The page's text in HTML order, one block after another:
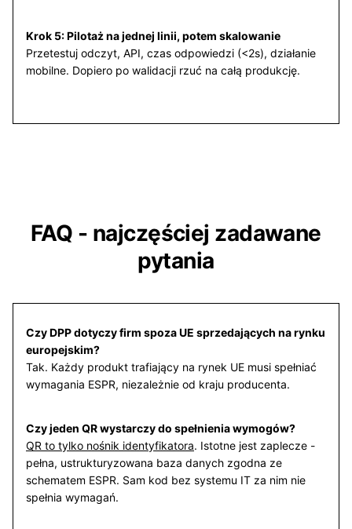
Krok 5: Pilotaż na jednej linii, potem skalowanie
Przetestuj odczyt, API, czas odpowiedzi (<2s), działanie
mobilne. Dopiero po walidacji rzuć na całą produkcję.
FAQ - najczęściej zadawane
pytania
Czy DPP dotyczy firm spoza UE sprzedających na rynku
europejskim?
Tak. Każdy produkt trafiający na rynek UE musi spełniać
wymagania ESPR, niezależnie od kraju producenta.
Czy jeden QR wystarczy do spełnienia wymogów?
QR to tylko nośnik identyfikatora. Istotne jest zaplecze -
pełna, ustrukturyzowana baza danych zgodna ze
schematem ESPR. Sam kod bez systemu IT za nim nie
spełnia wymagań.